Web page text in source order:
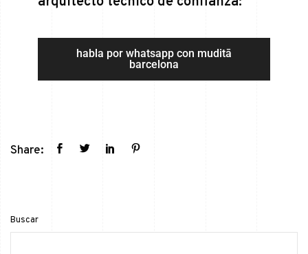
habla por whatsapp con muditā
barcelona
Share:
Buscar